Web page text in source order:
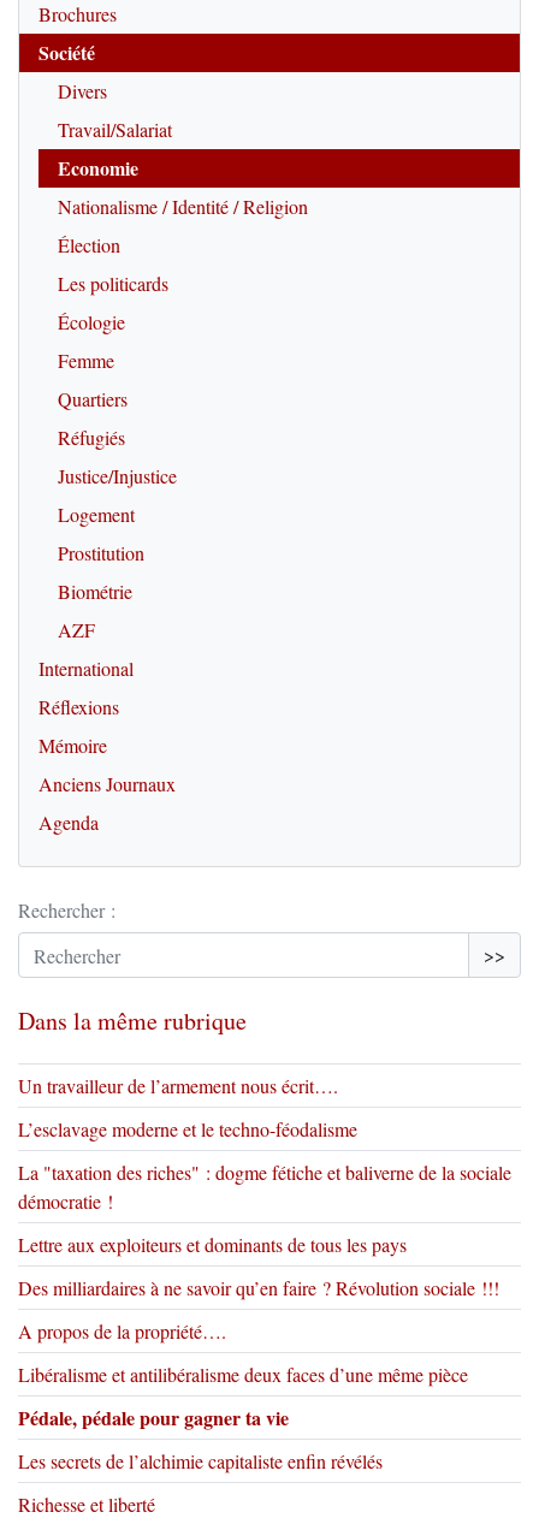
Brochures
Société
Divers
Travail/Salariat
Economie
Nationalisme / Identité / Religion
Élection
Les politicards
Écologie
Femme
Quartiers
Réfugiés
Justice/Injustice
Logement
Prostitution
Biométrie
AZF
International
Réflexions
Mémoire
Anciens Journaux
Agenda
Rechercher :
>>
Dans la même rubrique
Un travailleur de l’armement nous écrit….
L’esclavage moderne et le techno-féodalisme
La "taxation des riches" : dogme fétiche et baliverne de la sociale
démocratie !
Lettre aux exploiteurs et dominants de tous les pays
Des milliardaires à ne savoir qu’en faire ? Révolution sociale !!!
A propos de la propriété….
Libéralisme et antilibéralisme deux faces d’une même pièce
Pédale, pédale pour gagner ta vie
Les secrets de l’alchimie capitaliste enfin révélés
Richesse et liberté